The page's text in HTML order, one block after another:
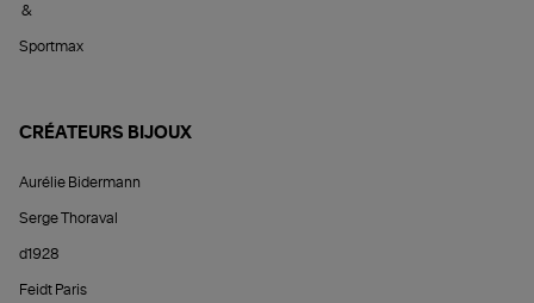
&
Sportmax
CRÉATEURS BIJOUX
Aurélie Bidermann
Serge Thoraval
d1928
Feidt Paris